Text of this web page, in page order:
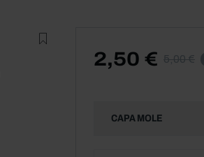
2,50 € 5,00 €
CAPA MOLE